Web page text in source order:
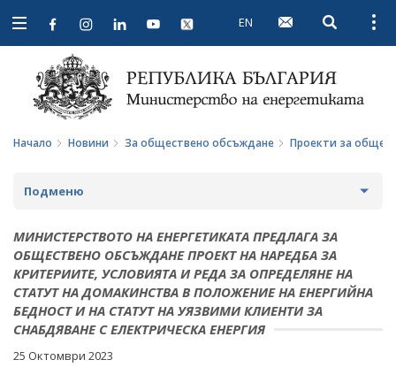
Open
navigation
EN Open
Начало Новини За обществено обсъждане Проекти за
Подменю
НОВИНИ
ПРЕДСТОЯЩИ СЪБИТИЯ
ЗА ОБЩЕСТВЕНО ОБСЪЖДАНЕ
ПРОЕКТИ ЗА ОБЩЕСТВЕНО ОБСЪЖДАНЕ
МИНИСТЕРСТВОТО НА ЕНЕРГЕТИКАТА ПРЕДЛАГА ЗА
ОБЩЕСТВЕНО ОБСЪЖДАНЕ ПРОЕКТ НА НАРЕДБА ЗА
КРИТЕРИИТЕ, УСЛОВИЯТА И РЕДА ЗА ОПРЕДЕЛЯНЕ НА
СТАТУТ НА ДОМАКИНСТВА В ПОЛОЖЕНИЕ НА ЕНЕРГИЙНА
БЕДНОСТ И НА СТАТУТ НА УЯЗВИМИ КЛИЕНТИ ЗА
СНАБДЯВАНЕ С ЕЛЕКТРИЧЕСКА ЕНЕРГИЯ
25 Октомври 2023